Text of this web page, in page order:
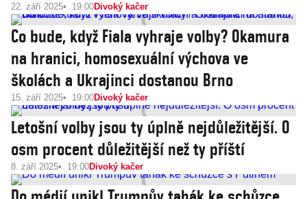
22. září 2025 19:00Divoký kačer
Co bude, když Fiala vyhraje volby? Okamura
na hranici, homosexuální výchova ve
školách a Ukrajinci dostanou Brno
15. září 2025 19:00Divoký kačer
Letošní volby jsou ty úplně nejdůležitější. O
osm procent důležitější než ty příští
8. září 2025 19:00Divoký kačer